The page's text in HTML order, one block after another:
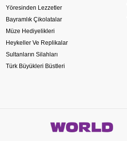
Yöresinden Lezzetler
Bayramlık Çikolatalar
Müze Hediyelikleri
Heykeller Ve Replikalar
Sultanların Silahları
Türk Büyükleri Büstleri